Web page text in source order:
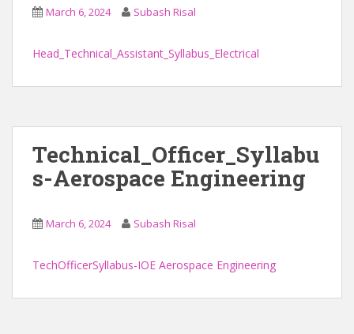
March 6, 2024 Subash Risal
Head_Technical_Assistant_Syllabus_Electrical
Technical_Officer_Syllabu
s-Aerospace Engineering
March 6, 2024 Subash Risal
TechOfficerSyllabus-IOE Aerospace Engineering